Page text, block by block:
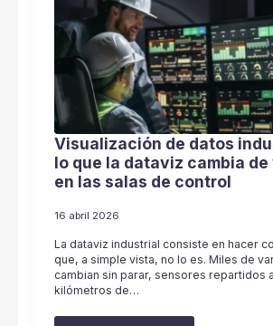
Visualización de datos
lo que la dataviz cambia de
en las salas de control
16 abril 2026
La dataviz industrial consiste en hacer
que, a simple vista, no lo es. Miles de
cambian sin parar, sensores repartidos
kilómetros de…